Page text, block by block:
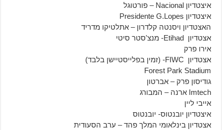
איצטדיון Nacional – פורטוגל
איצטדיון Presidente G.Lopes
האצטדיון ויסנטה קלדרון – אתלטיקו מדריד
אצטדיון Etihad- מנצ'סטר סיטי
אירו פרק
אצטדיון FIWC- (זמין בפלייסטיישן בלבד)
Forest Park Stadium
גודיסון פרק – אברטון
Imtech ארנה – המבורג
אייבי ליין
איצטדיון יובנטוס- יובנטוס
אצטדיון בינלאומי המלך פהד – ערב הסעודית